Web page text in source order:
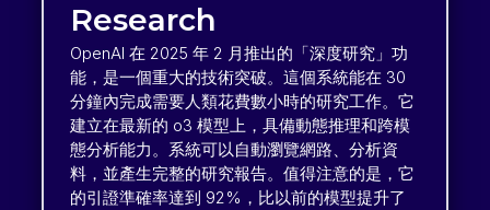
Research
OpenAI 在 2025 年 2 月推出的「深度研究」功
能，是一個重大的技術突破。這個系統能在 30
分鐘內完成需要人類花費數小時的研究工作。它
建立在最新的 o3 模型上，具備動態推理和跨模
態分析能力。系統可以自動瀏覽網路、分析資
料，並產生完整的研究報告。值得注意的是，它
的引證準確率達到 92%，比以前的模型提升了